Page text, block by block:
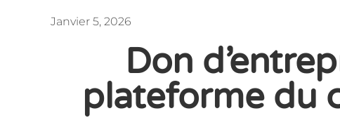
Janvier 5, 2026
Don
plateforme du